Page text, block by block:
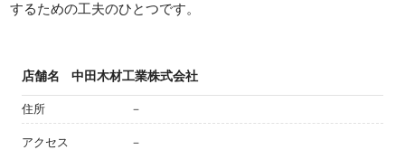
するための工夫のひとつです。
店舗名 中田木材工業株式会社
住所 －
アクセス －